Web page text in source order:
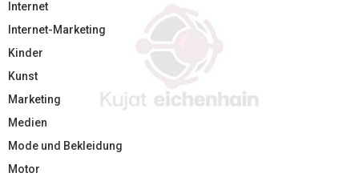
Internet
Internet-Marketing
Kinder
Kunst
Marketing
Medien
Mode und Bekleidung
Motor